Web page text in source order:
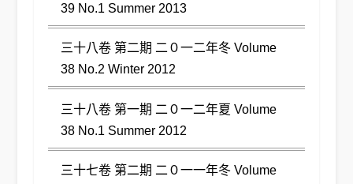
39 No.1 Summer 2013
三十八卷 第二期 二０一二年冬 Volume
38 No.2 Winter 2012
三十八卷 第一期 二０一二年夏 Volume
38 No.1 Summer 2012
三十七卷 第二期 二０一一年冬 Volume